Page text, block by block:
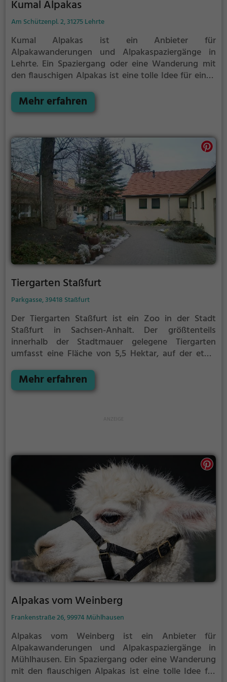
Kumal Alpakas
Am Schützenpl. 2, 31275 Lehrte
Kumal Alpakas ist ein Anbieter für
Alpakawanderungen und Alpakaspaziergänge in
Lehrte. Ein Spaziergang oder eine Wanderung mit
den flauschigen Alpakas ist eine tolle Idee für einen
Familie. Die kuscheligen Tiere strahlen eine
unheimliche Ruhe aus und werden daher auch
Mehr erfahren
Tiergarten Staßfurt
Parkgasse, 39418 Staßfurt
Der Tiergarten Staßfurt ist ein Zoo in der Stadt
Staßfurt in Sachsen-Anhalt. Der größtenteils
innerhalb der Stadtmauer gelegene Tiergarten
umfasst eine Fläche von 5,5 Hektar, auf der etwa
exotische Tiere wie Affen und eine Schlange wurde
ein beheizbares Gebäude errichtet. Mehrere Gehege
Mehr erfahren
Alpakas vom Weinberg
Frankenstraße 26, 99974 Mühlhausen
Alpakas vom Weinberg ist ein Anbieter für
Alpakawanderungen und Alpakaspaziergänge in
Mühlhausen. Ein Spaziergang oder eine Wanderung
mit den flauschigen Alpakas ist eine tolle Idee für